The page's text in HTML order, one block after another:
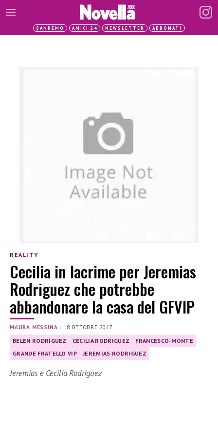
SANREMO AMICI 24 NEWSLETTER ABBONATI
REALITY
Cecilia in lacrime per Jeremias
Rodriguez che potrebbe
abbandonare la casa del GFVIP
MAURA MESSINA | 18 OTTOBRE 2017
BELEN RODRIGUEZ CECILIA RODRIGUEZ
FRANCESCO-MONTE
GRANDE FRATELLO VIP
JEREMIAS RODRIGUEZ
Jeremias e Cecilia Rodriguez